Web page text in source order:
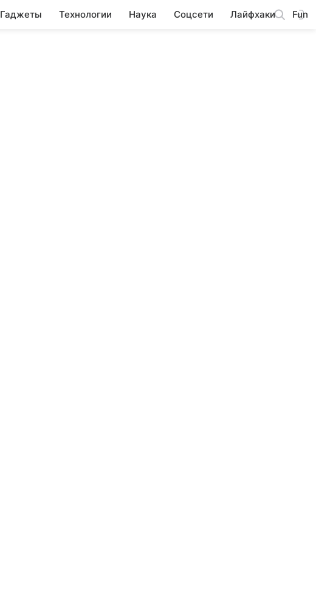
Гаджеты Технологии Наука Соцсети Лайфхаки Fun